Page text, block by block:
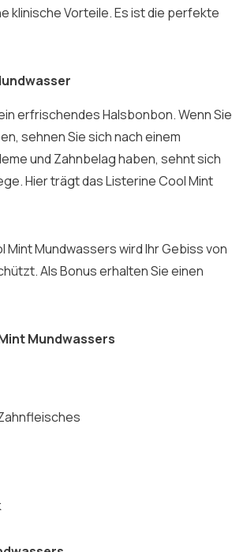
klinische Vorteile. Es ist die perfekte
erfrischendes Halsbonbon. Wenn Sie
sehnen Sie sich nach einem
und Zahnbelag haben, sehnt sich
Hier trägt das Listerine Cool Mint
Mundwassers wird Ihr Gebiss von
Als Bonus erhalten Sie einen
Mundwassers